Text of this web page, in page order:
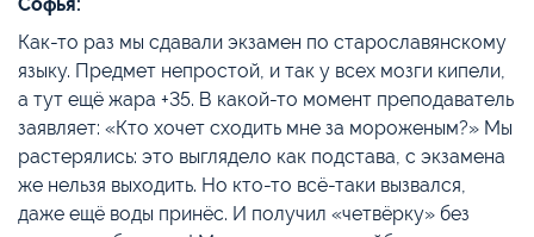
Как-то раз мы сдавали экзамен по старославянскому
языку. Предмет непростой, и так у всех мозги кипели,
а тут ещё жара +35. В какой-то момент преподаватель
заявляет: «Кто хочет сходить мне за мороженым?» Мы
растерялись: это выглядело как подстава, с экзамена
же нельзя выходить. Но кто-то всё-таки вызвался,
даже ещё воды принёс. И получил «четвёрку» без